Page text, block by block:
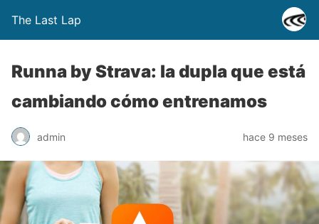
The Last Lap
Runna by Strava: la dupla que está
cambiando cómo entrenamos
admin hace 9 meses